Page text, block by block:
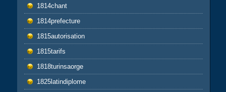
1814chant
1814prefecture
1815autorisation
1815tarifs
1818turinsaorge
1825latindiplome